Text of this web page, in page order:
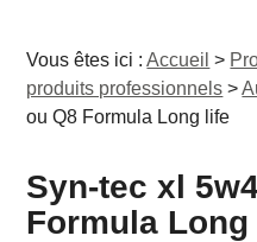
Vous êtes ici :Accueil >
produits professionnels >
ou Q8 Formula Long life
Syn-tec xl
Formula